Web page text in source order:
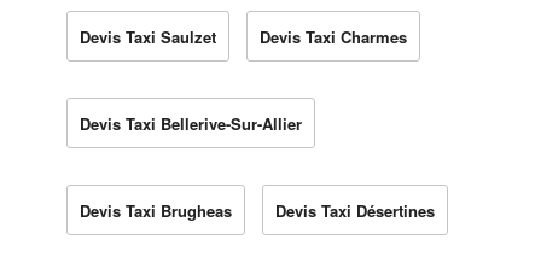
Devis Taxi Saulzet Devis Taxi Charmes
Devis Taxi Bellerive-Sur-Allier
Devis Taxi Brugheas Devis Taxi Désertines